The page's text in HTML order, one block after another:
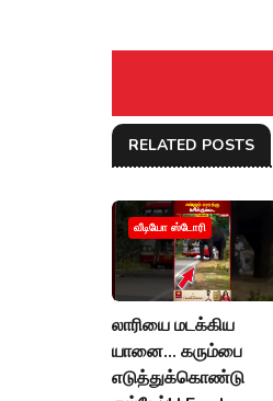
RELATED POSTS
வீடியோ ஸ்டோரி
லாரியை மடக்கிய
யானை... கரும்பை
எடுத்துக்கொண்டு